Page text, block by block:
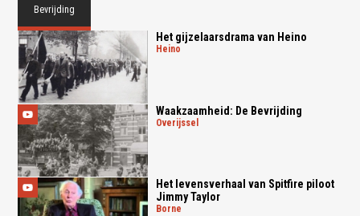
Bevrijding
Het gijzelaarsdrama van Heino
heino
Waakzaamheid: De Bevrijding
overijssel
Het levensverhaal van Spitfire piloot
Jimmy Taylor
borne